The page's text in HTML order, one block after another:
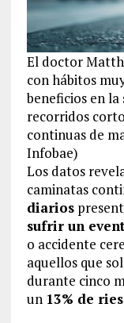
El doctor
con hábitos
beneficios en
recorridos
continuas de
Infobae)
Los datos
caminatas
diarios
sufrir un
o accidente
aquellos que
durante cinco
un 13% de